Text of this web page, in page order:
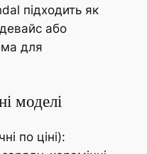
підходить як
або
для
моделі
по ціні):